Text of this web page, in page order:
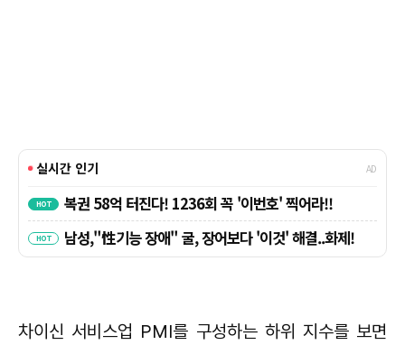
차이신 서비스업 PMI를 구성하는 하위 지수를 보면